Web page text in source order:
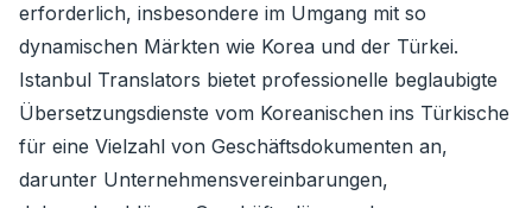
erforderlich, insbesondere im Umgang mit so
dynamischen Märkten wie Korea und der Türkei.
Istanbul Translators bietet professionelle beglaubigte
Übersetzungsdienste vom Koreanischen ins Türkische
für eine Vielzahl von Geschäftsdokumenten an,
darunter Unternehmensvereinbarungen,